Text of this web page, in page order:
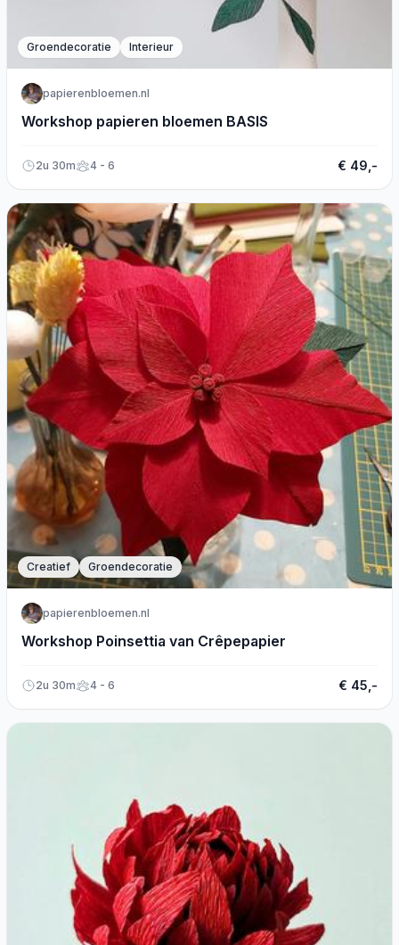
Groendecoratie Interieur
papierenbloemen.nl
Workshop papieren bloemen BASIS
2u 30m 4 - 6 € 49,-
Creatief Groendecoratie
papierenbloemen.nl
Workshop Poinsettia van Crêpepapier
2u 30m 4 - 6 € 45,-